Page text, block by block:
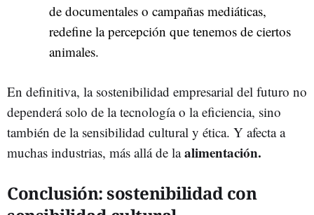
de documentales o campañas mediáticas,
redefine la percepción que tenemos de ciertos
animales.
En definitiva, la sostenibilidad empresarial del futuro no
dependerá solo de la tecnología o la eficiencia, sino
también de la sensibilidad cultural y ética. Y afecta a
muchas industrias, más allá de laalimentación.
Conclusión: sostenibilidad con